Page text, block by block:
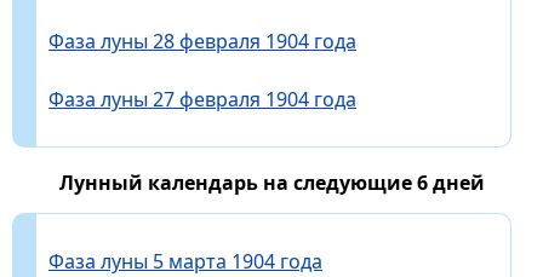
Фаза луны 28 февраля 1904 года
Фаза луны 27 февраля 1904 года
Лунный календарь на следующие 6 дней
Фаза луны 5 марта 1904 года